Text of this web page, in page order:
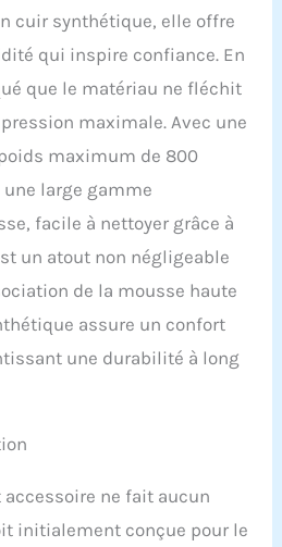
réformateur de Pilates, il
aide à améliorer la
flexibilité, la force et
l'équilibre, améliorant
ainsi vos performances
de remise en forme
pendant l'entraînement
stable : cette chaise est
fabriquée en matériaux
durables qui offrent une
capacité de charge de
362,9 kg, et la housse de
ferme pour être à la fois
confortable et offrant un
pratique, il est facile
entraînements où vous
pilates portable pour
cuir synthétique, elle offre
qui inspire confiance. En
que le matériau ne fléchit
maximale. Avec une
maximum de 800
large gamme
facile à nettoyer grâce à
un atout non négligeable
de la mousse haute
assure un confort
une durabilité à long
accessoire ne fait aucun
initialement conçue pour le